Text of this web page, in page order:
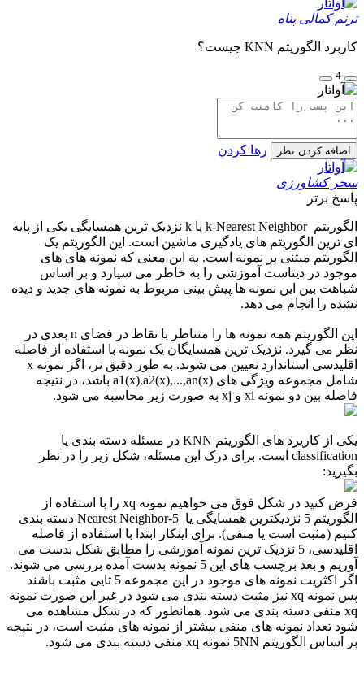
ترنم کمالی پناه
کاربرد الگوریتم KNN چیست؟
4
اضافه کردن نظر رها کردن
سحر کشاورزی
پاسخ برتر
الگوریتم k-Nearest Neighbor یا k نزدیک ترین همسایگی یکی از پایه
ای ترین الگوریتم های یادگیری ماشین است. این الگوریتم یک
الگوریتم مبتنی بر نمونه است. به این معنی که نمونه های های
موجود در دیتاست آموزشی را به خاطر می سپارد و بر اساس
شباهت بین این نمونه ها پیش بینی مربوط به نمونه های جدید و دیده
نشده را انجام می دهد.
این الگوریتم همه نمونه ها را متناظر با نقاط در فضای n بعدی در
نظر می گیرد. نزدیک ترین همسایگان یک نمونه با استفاده از فاصله
اقلیدسی استاندارد تعیین می شوند. به طور دقیق تر، اگر نمونه x
شامل مجموعه ویژگی های a1(x),a2(x),...,an(x) باشد، در نتیجه
فاصله بین دو نمونه xi و xj به صورت زیر محاسبه می شود.
یکی از کاریرد های الگوریتم KNN در مسئله دسته بندی یا
classification است. برای درک این مسئله، شکل زیر را در نظر
بگیرید:
فرض کنید در شکل فوق می خواهیم نمونه xq را با استفاده از
الگوریتم 5 نزدیکترین همسایگی یا 5-Nearest Neighbor دسته بندی
کنیم (مثبت است یا منفی). برای اینکار ابتدا با استفاده از فاصله
اقلیدسی، 5 نزدیک ترین نمونه آموزشی را مطابق شکل بدست می
آوریم و بعد برچسب های این 5 نمونه بدست آمده بررسی می شوند.
اگر اکثریت نمونه های موجود در این مجموعه 5 تایی مثبت باشند
پس نمونه xq نیز مثبت دسته بندی می شود در غیر این صورت نمونه
xq منفی دسته بندی می شود. همانطور که در شکل مشاهده می
شود تعداد نمونه های منفی بیشتر از نمونه های مثبت است، در نتیجه
بر اساس الگوریتم 5NN نمونه xq منفی دسته بندی می شود.